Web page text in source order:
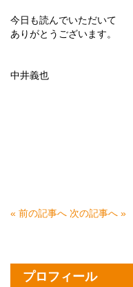
今日も読んでいただいて
ありがとうございます。
中井義也
« 前の記事へ 次の記事へ »
プロフィール